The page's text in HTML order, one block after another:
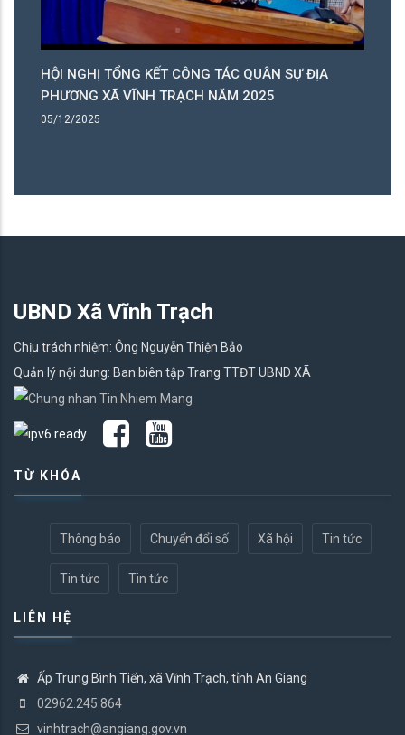
HỘI NGHỊ TỔNG KẾT CÔNG TÁC QUÂN SỰ ĐỊA
PHƯƠNG XÃ VĨNH TRẠCH NĂM 2025
05/12/2025
UBND Xã Vĩnh Trạch
Chịu trách nhiệm: Ông Nguyễn Thiện Bảo
Quản lý nội dung: Ban biên tập Trang TTĐT UBND XÃ
TỪ KHÓA
Thông báo Chuyển đổi số Xã hội Tin tức
Tin tức Tin tức
LIÊN HỆ
Ấp Trung Bình Tiến, xã Vĩnh Trạch, tỉnh An Giang
02962.245.864
vinhtrach@angiang.gov.vn